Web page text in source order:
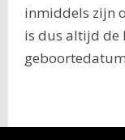
inmiddels zijn
is dus altijd de